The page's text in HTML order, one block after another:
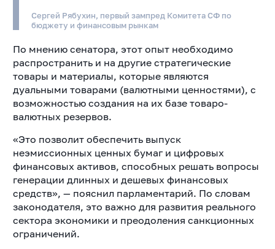
Сергей Рябухин, первый зампред Комитета СФ по
бюджету и финансовым рынкам
По мнению сенатора, этот опыт необходимо
распространить и на другие стратегические
товары и материалы, которые являются
дуальными товарами (валютными ценностями), с
возможностью создания на их базе товаро-
валютных резервов.
«Это позволит обеспечить выпуск
неэмиссионных ценных бумаг и цифровых
финансовых активов, способных решать вопросы
генерации длинных и дешевых финансовых
средств», — пояснил парламентарий. По словам
законодателя, это важно для развития реального
сектора экономики и преодоления санкционных
ограничений.